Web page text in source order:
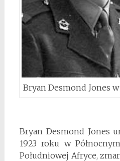
Bryan Desmond Jones
Bryan Desmond Jones
1923 roku w
Południowej Afryce,